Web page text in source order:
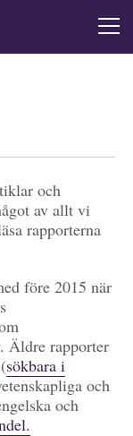
och
av allt vi
rapporterna
före 2015 när
Äldre rapporter
sökbara i
och
och